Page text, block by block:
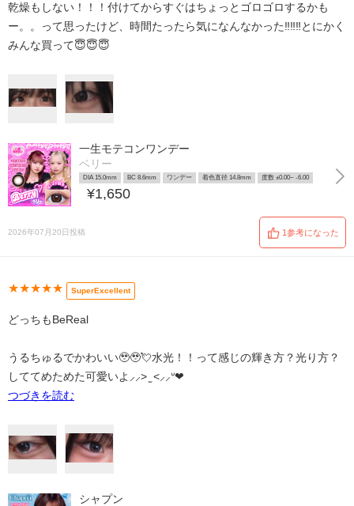
乾燥もしない！！！付けてからすぐはちょっとゴロゴロするかも
ー。。って思ったけど、時間たったら気になんなかった‼️‼️‼️とにかく
みんな買って😇😇😇
一生モテコンワンデー
ベリー
DIA 15.0mm BC 8.6mm ワンデー 着色直径 14.8mm 度数 ±0.00~ -6.00
¥1,650
2026年07月20日投稿 1参考になった
★★★★★ SuperExcellent
どっちもBeReal
うるちゅるでかわいい🥹🥹💘水光！！って感じの輝き方？光り方？
しててめためた可愛いよ⸝⸝> ̫ <⸝⸝ᐡ❤︎
つづきを読む
シャプン